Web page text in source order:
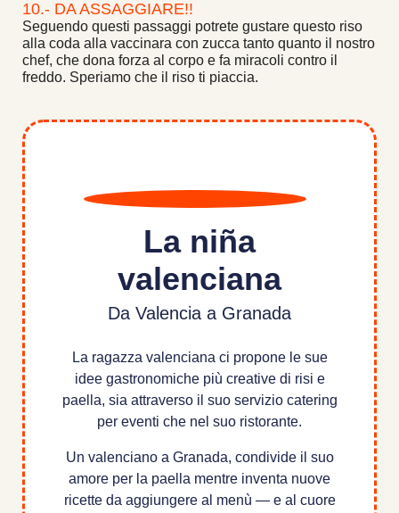
10.- DA ASSAGGIARE!!
Seguendo questi passaggi potrete gustare questo riso
alla coda alla vaccinara con zucca tanto quanto il nostro
chef, che dona forza al corpo e fa miracoli contro il
freddo. Speriamo che il riso ti piaccia.
La niña
valenciana
Da Valencia a Granada
La ragazza valenciana ci propone le sue
idee gastronomiche più creative di risi e
paella, sia attraverso il suo servizio catering
per eventi che nel suo ristorante.
Un valenciano a Granada, condivide il suo
amore per la paella mentre inventa nuove
ricette da aggiungere al menù — e al cuore